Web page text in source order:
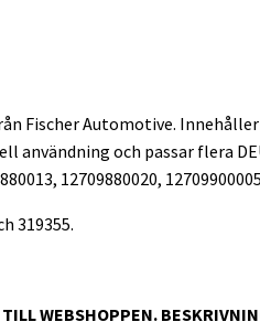
Fischer Automotive.
användning och passar flera
12709880020,
319355.
WEBSHOPPEN.